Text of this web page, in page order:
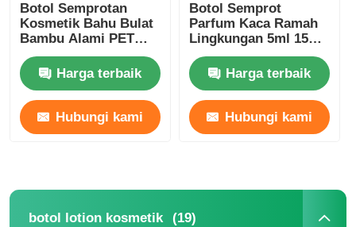
Pompa Dispenser Sirup
Penyemprot Kabut Halus
Pemicu Penyemprot
Botol Semprotan
Kosmetik Bahu Bulat
Bambu Alami PET
Botol Semprotan
Parfum Hitam
Harga terbaik
Hubungi kami
Botol Semprot
Parfum Kaca Ramah
Lingkungan 5ml 15ml
30ml 150ml Botol
Kosmetik Bambu
Harga terbaik
Hubungi kami
botol lotion kosmetik (19)